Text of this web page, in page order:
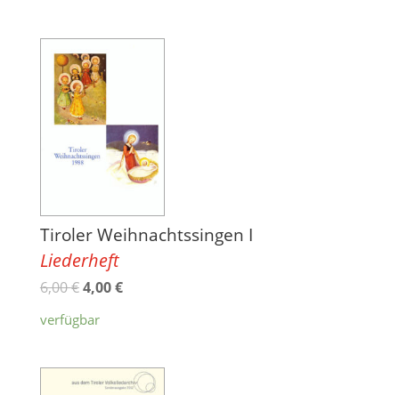
Tiroler Weihnachtssingen I
Liederheft
6,00€4,00€
verfügbar